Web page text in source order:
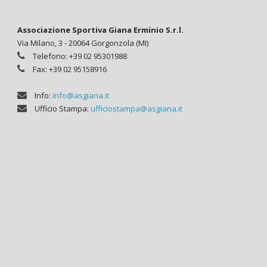
Associazione Sportiva Giana Erminio S.r.l.
Via Milano, 3 - 20064 Gorgonzola (MI)
Telefono: +39 02 95301988
Fax: +39 02 95158916
Info: info@asgiana.it
Ufficio Stampa: ufficiostampa@asgiana.it